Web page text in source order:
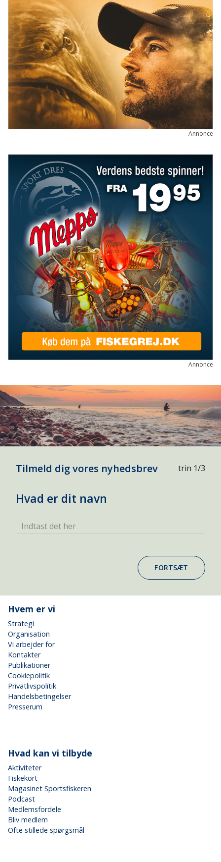
Annonce
Annonce
Tilmeld dig vores nyhedsbrev trin 1/3
Hvad er dit navn
Indtast det her
FORTSÆT
Hvem er vi
Strategi
Organisation
Vi arbejder for
Kontakter
Publikationer
Cookiepolitik
Privatlivspolitik
Handelsbetingelser
Presserum
Hvad kan vi tilbyde
Aktiviteter
Fiskekort
Magasinet Sportsfiskeren
Podcast
Medlemsfordele
Bliv medlem
Ofte stillede spørgsmål